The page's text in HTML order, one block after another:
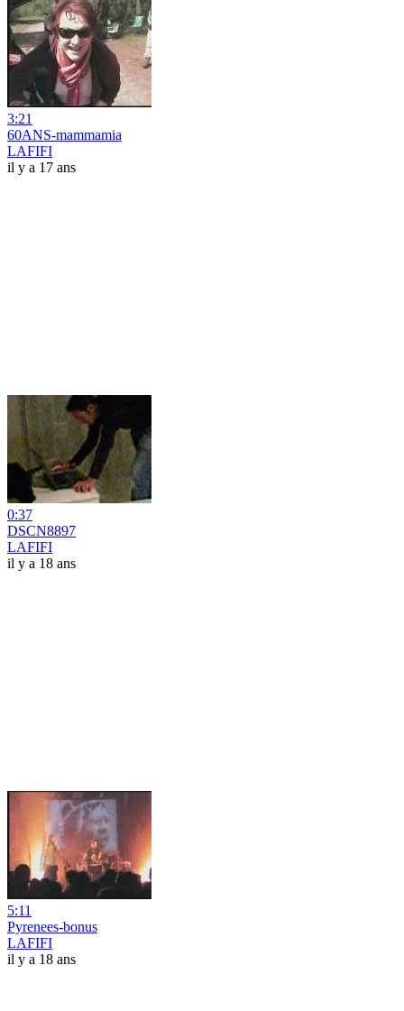
3:21
60ANS-mammamia
LAFIFI
il y a 17 ans
0:37
DSCN8897
LAFIFI
il y a 18 ans
5:11
Pyrenees-bonus
LAFIFI
il y a 18 ans